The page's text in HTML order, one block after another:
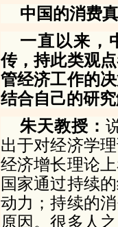
中国的消费
一直以来，
传，持此类观
管经济工作的
结合自己的研
朱天教授：
出于对经济学
经济增长理论
国家通过持续
动力；持续的
原因。很多人